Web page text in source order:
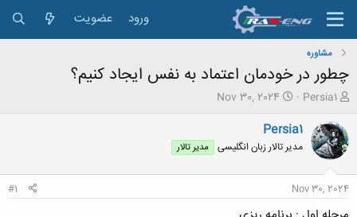
ورود عضویت
مشاوره
چطور در خودمان اعتماد به نفس ایجاد کنیم؟
ش
و
ع
ک
ه
Persia1
ت
ر
ی
خ
ع
Nov 30, 2024
Persia1
مدیر تالار زبان انگلیسی مدیر تالار
Nov 30, 2024
#1